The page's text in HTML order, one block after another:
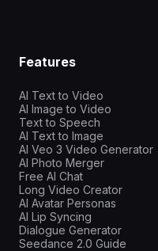
Features
AI Text to Video
AI Image to Video
Text to Speech
AI Text to Image
AI Veo 3 Video Generator
AI Photo Merger
Free AI Chat
Long Video Creator
AI Avatar Personas
AI Lip Syncing
Dialogue Generator
Seedance 2.0 Guide